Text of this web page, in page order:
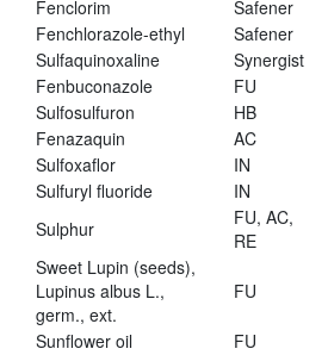
Fenclorim
Safener
Fenchlorazole-ethyl
Safener
Sulfaquinoxaline
Synergist
Fenbuconazole
FU
Sulfosulfuron
HB
Fenazaquin
AC
Sulfoxaflor
IN
Sulfuryl fluoride
IN
Sulphur
FU, AC,
RE
Sweet Lupin (seeds),
Lupinus albus L.,
germ., ext.
FU
Sunflower oil FU